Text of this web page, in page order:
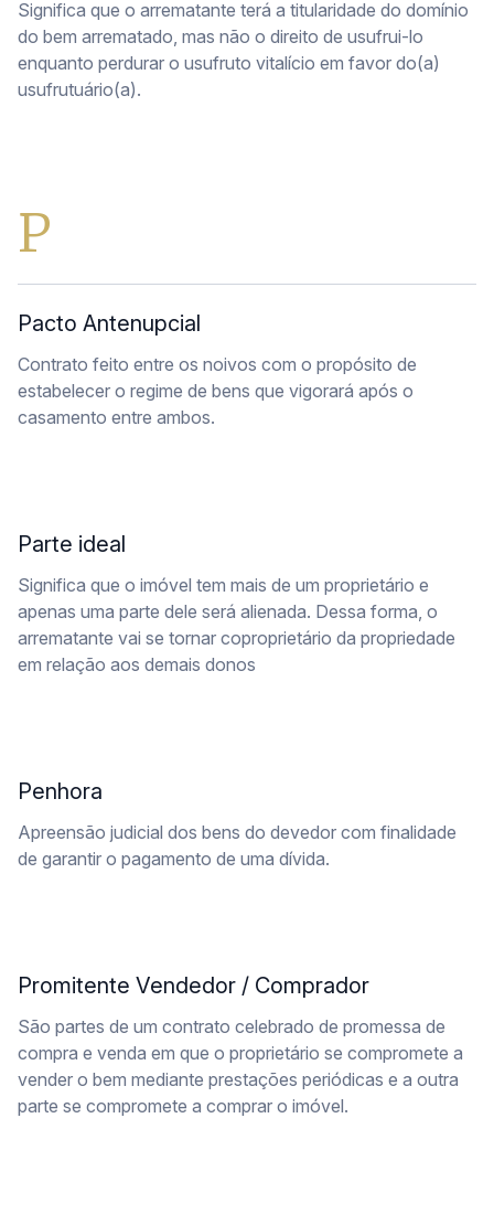
Significa que o arrematante terá a titularidade do domínio
do bem arrematado, mas não o direito de usufrui-lo
enquanto perdurar o usufruto vitalício em favor do(a)
usufrutuário(a).
P
Pacto Antenupcial
Contrato feito entre os noivos com o propósito de
estabelecer o regime de bens que vigorará após o
casamento entre ambos.
Parte ideal
Significa que o imóvel tem mais de um proprietário e
apenas uma parte dele será alienada. Dessa forma, o
arrematante vai se tornar coproprietário da propriedade
em relação aos demais donos
Penhora
Apreensão judicial dos bens do devedor com finalidade
de garantir o pagamento de uma dívida.
Promitente Vendedor / Comprador
São partes de um contrato celebrado de promessa de
compra e venda em que o proprietário se compromete a
vender o bem mediante prestações periódicas e a outra
parte se compromete a comprar o imóvel.